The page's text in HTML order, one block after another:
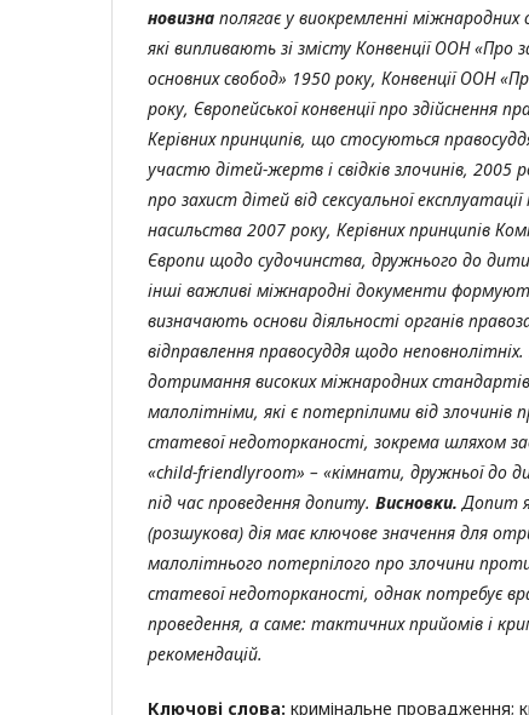
новизна полягає у виокремленні міжнародних
які випливають зі змісту Конвенції ООН
основних свобод» 1950 року, Конвенції ООН
року, Європейської конвенції про здійснення
Керівних принципів, що стосуються
участю дітей-жертв і свідків злочинів, 2005
про захист дітей від сексуальної
насильства 2007 року, Керівних принципів
Європи щодо судочинства, дружнього до
інші важливі міжнародні документи
визначають основи діяльності органів
відправлення правосуддя щодо
дотримання високих міжнародних
малолітніми, які є потерпілими від
статевої недоторканості, зокрема шляхом
«child-friendlyroom» – «кімнати, дружньої до
під час проведення допиту. Висновки. Допит
(розшукова) дія має ключове значення для
малолітнього потерпілого про злочини
статевої недоторканості, однак потребує
проведення, а саме: тактичних прийомів і
рекомендацій.
Ключові слова: кримінальне провадження;